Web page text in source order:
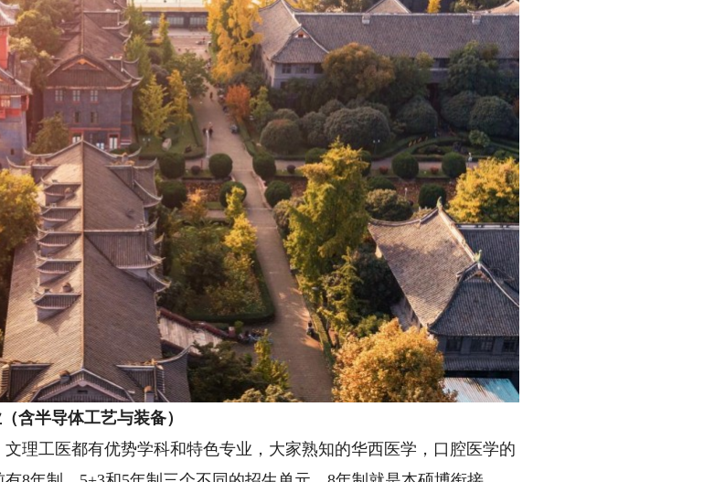
半导体工艺与装备）
工医都有优势学科和特色专业，大家熟知的华西医学，口腔医学的